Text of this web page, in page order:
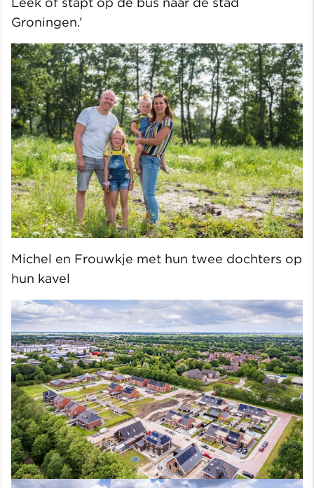
Groningen.’
Michel en Frouwkje met hun twee dochters op
hun kavel